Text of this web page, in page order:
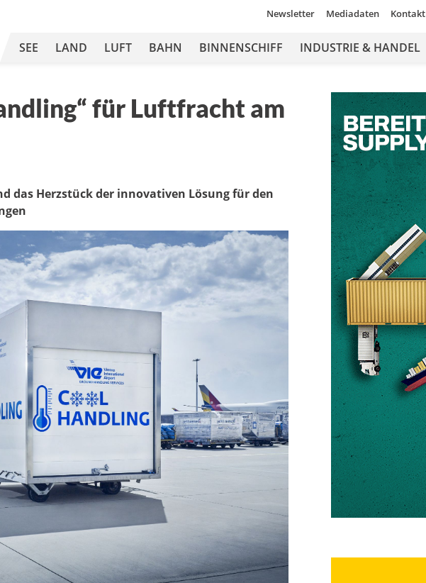
Newsletter Mediadaten Kontakt
SEE LAND LUFT BAHN BINNENSCHIFF INDUSTRIE & HANDEL
für Luftfracht am
das Herzstück der innovativen Lösung für den